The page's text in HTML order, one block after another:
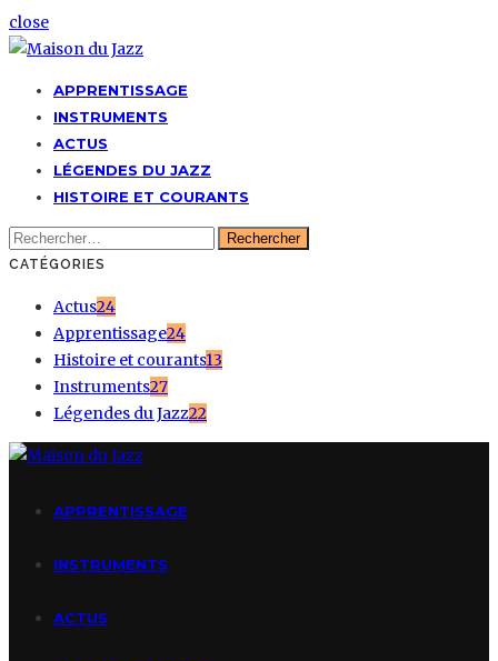
close
APPRENTISSAGE
INSTRUMENTS
ACTUS
LÉGENDES DU JAZZ
HISTOIRE ET COURANTS
Rechercher :
CATÉGORIES
Actus24
Apprentissage24
Histoire et courants13
Instruments27
Légendes du Jazz22
APPRENTISSAGE
INSTRUMENTS
ACTUS